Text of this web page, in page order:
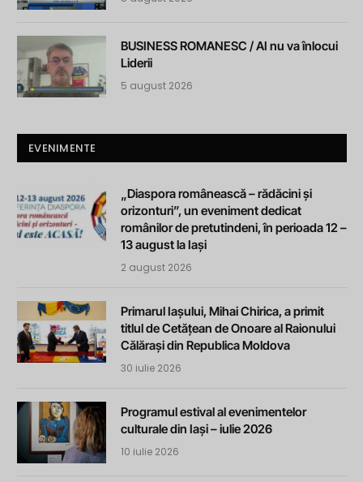
BUSINESS ROMANESC / AI nu va înlocui
Liderii
5 august 2026
EVENIMENTE
„Diaspora românească – rădăcini și
orizonturi”, un eveniment dedicat
românilor de pretutindeni, în perioada 12 –
13 august la Iași
2 august 2026
Primarul Iașului, Mihai Chirica, a primit
titlul de Cetățean de Onoare al Raionului
Călărași din Republica Moldova
30 iulie 2026
Programul estival al evenimentelor
culturale din Iași – iulie 2026
10 iulie 2026